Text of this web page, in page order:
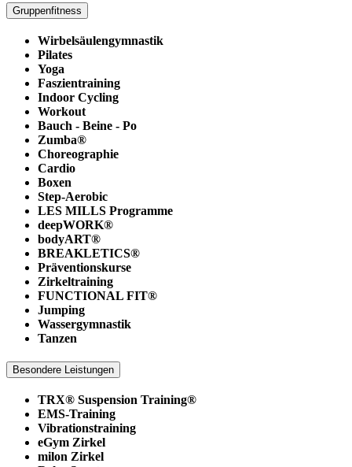
Gruppenfitness
Wirbelsäulengymnastik
Pilates
Yoga
Faszientraining
Indoor Cycling
Workout
Bauch - Beine - Po
Zumba®
Choreographie
Cardio
Boxen
Step-Aerobic
LES MILLS Programme
deepWORK®
bodyART®
BREAKLETICS®
Präventionskurse
Zirkeltraining
FUNCTIONAL FIT®
Jumping
Wassergymnastik
Tanzen
Besondere Leistungen
TRX® Suspension Training®
EMS-Training
Vibrationstraining
eGym Zirkel
milon Zirkel